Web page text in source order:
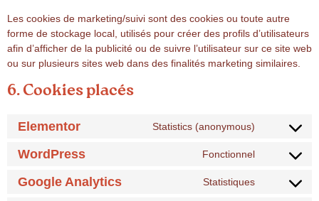
Les cookies de marketing/suivi sont des cookies ou toute autre
forme de stockage local, utilisés pour créer des profils d’utilisateurs
afin d’afficher de la publicité ou de suivre l’utilisateur sur ce site web
ou sur plusieurs sites web dans des finalités marketing similaires.
6. Cookies placés
Elementor Statistics (anonymous)
WordPress Fonctionnel
Google Analytics Statistiques